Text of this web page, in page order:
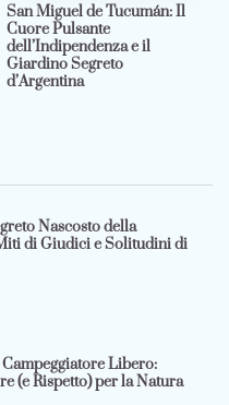
San Miguel de Tucumán: Il
Cuore Pulsante
dell’Indipendenza e il
Giardino Segreto
d’Argentina
Nascosto della
di Giudici e Solitudini di
Libero:
(e Rispetto) per la Natura